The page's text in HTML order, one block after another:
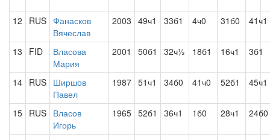
12 RUS Фанасков
Вячеслав
2003 49ч1 33б1 4ч0 31б0 41ч1
13 FID
Власова
Мария
2001 50б1 32ч½ 18б1 16ч1 3б1
14 RUS Ширшов
Павел
1987 51ч1 34б0 41ч0 52б1 45ч1
15 RUS Власов
Игорь
1965 52б1 36ч1 1б0 28ч1 24б0